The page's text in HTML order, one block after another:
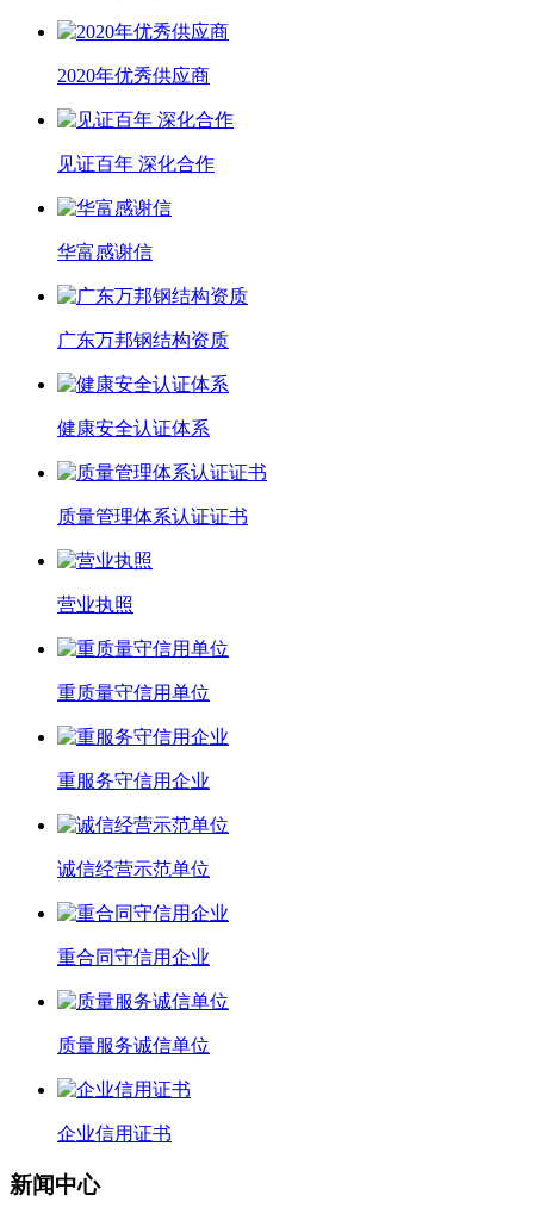
2020年优秀供应商
见证百年 深化合作
华富感谢信
广东万邦钢结构资质
健康安全认证体系
质量管理体系认证证书
营业执照
重质量守信用单位
重服务守信用企业
诚信经营示范单位
重合同守信用企业
质量服务诚信单位
企业信用证书
新闻中心